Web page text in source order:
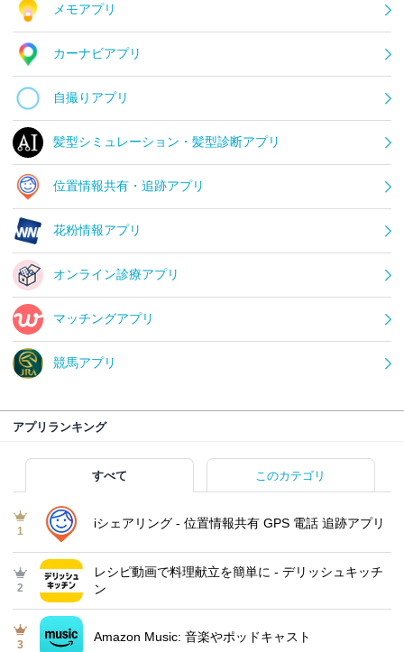
メモアプリ
カーナビアプリ
自撮りアプリ
髪型シミュレーション・髪型診断アプリ
位置情報共有・追跡アプリ
花粉情報アプリ
オンライン診療アプリ
マッチングアプリ
競馬アプリ
アプリランキング
すべて このカテゴリ
1
iシェアリング - 位置情報共有 GPS 電話 追跡アプリ
2
レシピ動画で料理献立を簡単‪に - デリッシュキッチ
ン
3
Amazon Music: 音楽やポッドキャスト